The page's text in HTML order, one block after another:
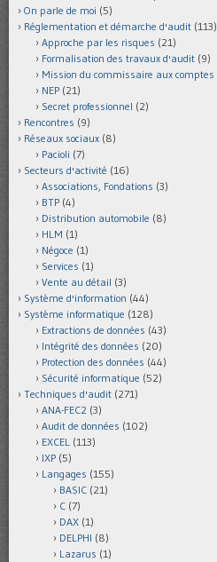
On parle de moi (5)
Réglementation et démarche d'audit (113)
Approche par les risques (21)
Formalisation des travaux d'audit (9)
Mission du commissaire aux comptes
NEP (21)
Secret professionnel (2)
Rencontres (9)
Réseaux sociaux (8)
Pacioli (7)
Secteurs d'activité (16)
Associations, Fondations (3)
BTP (4)
Distribution automobile (8)
HLM (1)
Négoce (1)
Services (1)
Vente au détail (3)
Système d'information (44)
Système informatique (128)
Extractions de données (43)
Intégrité des données (20)
Protection des données (44)
Sécurité informatique (52)
Techniques d'audit (271)
ANA-FEC2 (3)
Audit de données (102)
EXCEL (113)
IXP (5)
Langages (155)
BASIC (21)
C (7)
DAX (1)
DELPHI (8)
Lazarus (1)